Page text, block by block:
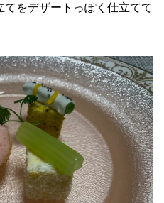
をデザートっぽく仕立てて